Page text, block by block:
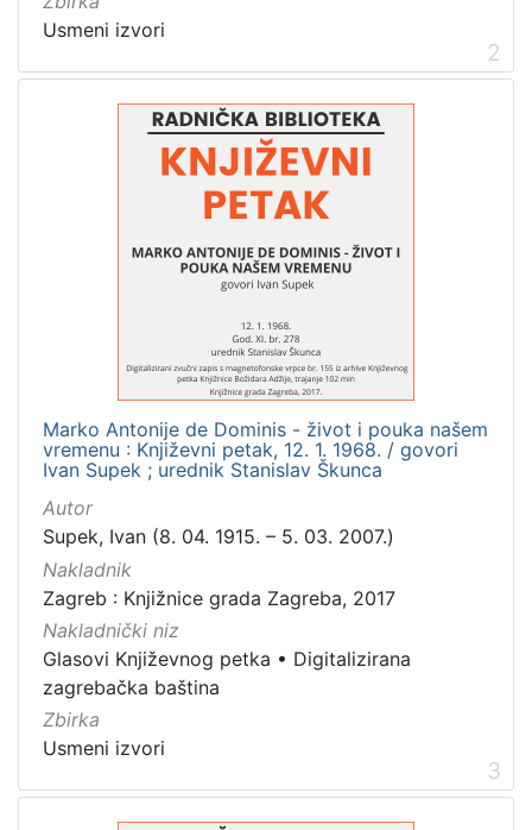
Usmeni izvori
2
Marko Antonije de Dominis - život i pouka našem
vremenu : Književni petak, 12. 1. 1968. / govori
Ivan Supek ; urednik Stanislav Škunca
Autor
Supek, Ivan (8. 04. 1915. – 5. 03. 2007.)
Nakladnik
Zagreb : Knjižnice grada Zagreba, 2017
Nakladnički niz
Glasovi Književnog petka • Digitalizirana
zagrebačka baština
Zbirka
Usmeni izvori
3